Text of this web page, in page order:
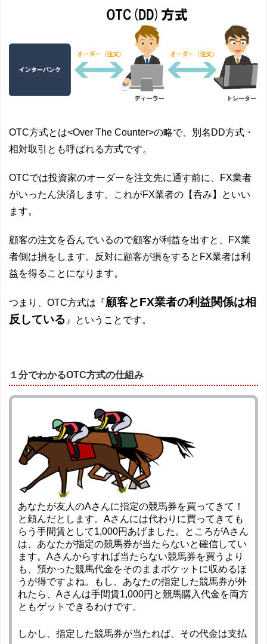
OTC方式とは<Over The Counter>の略で、別名DD方式・
相対取引とも呼ばれる方式です。
OTCでは投資家のオーダーを注文先に通す前に、FX業者
がいったん決済します。これがFX業者の【呑み】といい
ます。
顧客の注文を呑んでいるので顧客が利益を出すと、FX業
者側は損をします。反対に顧客が損をするとFX業者は利
益を得ることになります。
つまり、OTC方式は『顧客とFX業者の利益関係は相
反している 』ということです。
１分でわかるOTC方式の仕組み
あなたが友人のAさんに指定の競馬券を買ってきて！
と頼んだとします。Aさんには代わりに買ってきても
らう手間賃として1,000円あげました。ところがAさん
は、あなたが指定の競馬券が当たらないと確信してい
ます。Aさんからすれば当たらない競馬券を買うより
も、預かった競馬代金をそのままポケットに収めるほ
うが得ですよね。もし、あなたの指定した競馬券が外
れたら、Aさんは手間賃1,000円と競馬購入代金を両方
ともゲットできるわけです。
しかし、指定した競馬券が当たれば、その代金は支払